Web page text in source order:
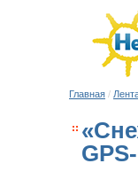
Главная /